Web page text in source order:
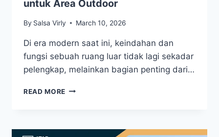
untuk Area Outdoor
By Salsa Virly March 10, 2026
Di era modern saat ini, keindahan dan
fungsi sebuah ruang luar tidak lagi sekadar
pelengkap, melainkan bagian penting dari…
READ MORE